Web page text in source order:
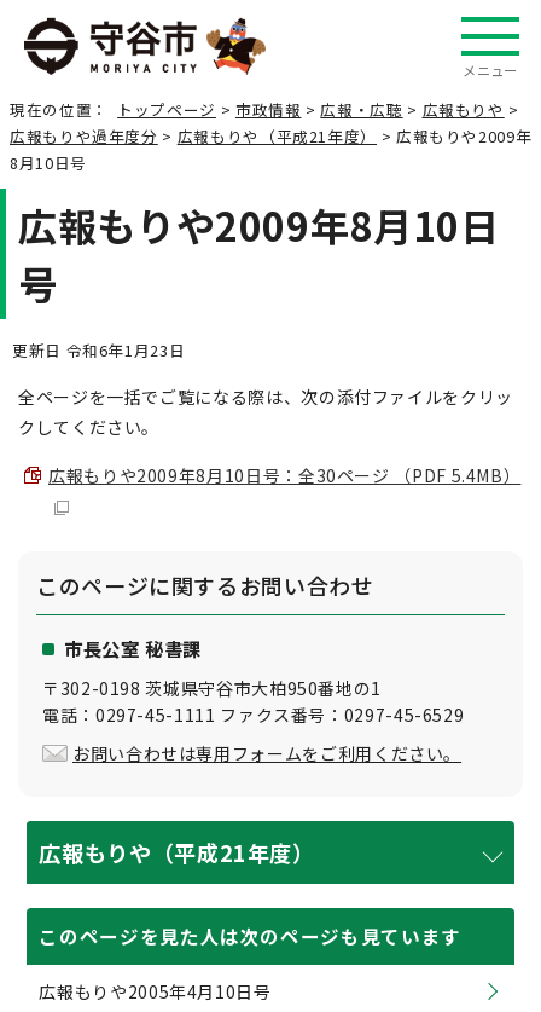
メニュー
現在の位置： トップページ > 市政情報 >広報・広聴 > 広報もりや >
広報もりや過年度分 > 広報もりや（平成21年度）
> 広報もりや2009年
8月10日号
広報もりや2009年8月10日
号
更新日 令和6年1月23日
全ページを一括でご覧になる際は、次の添付ファイルをクリッ
クしてください。
広報もりや2009年8月10日号：全30ページ （PDF 5.4MB）
このページに関するお問い合わせ
市長公室 秘書課
〒302-0198 茨城県守谷市大柏950番地の1
電話：0297-45-1111 ファクス番号：0297-45-6529
お問い合わせは専用フォームをご利用ください。
広報もりや（平成21年度）
このページを見た人は次のページも見ています
広報もりや2005年4月10日号